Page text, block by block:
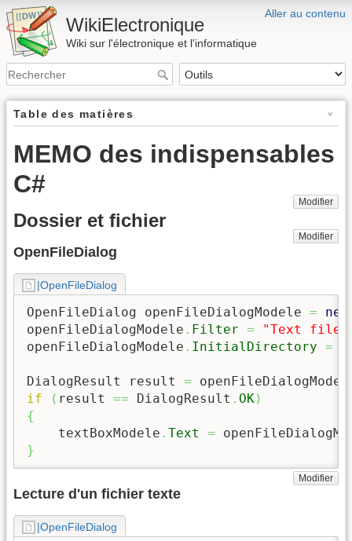
Aller au contenu
WikiElectronique
Wiki sur l'électronique et l'informatique
Table des matières
MEMO des indispensables
C#
Modifier
Dossier et fichier
Modifier
OpenFileDialog
|OpenFileDialog
OpenFileDialog openFileDialogModele = new
openFileDialogModele . Filter =
"Text
openFileDialogModele . InitialDirectory =
DialogResult result =
if
( result == DialogResult . OK)
{
    textBoxModele
. Text =
}
Modifier
Lecture d'un fichier texte
|OpenFileDialog